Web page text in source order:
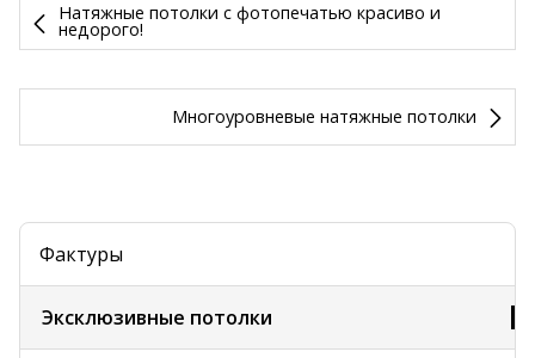
Натяжные потолки с фотопечатью красиво и
недорого!
Многоуровневые натяжные потолки
Фактуры
Эксклюзивные потолки